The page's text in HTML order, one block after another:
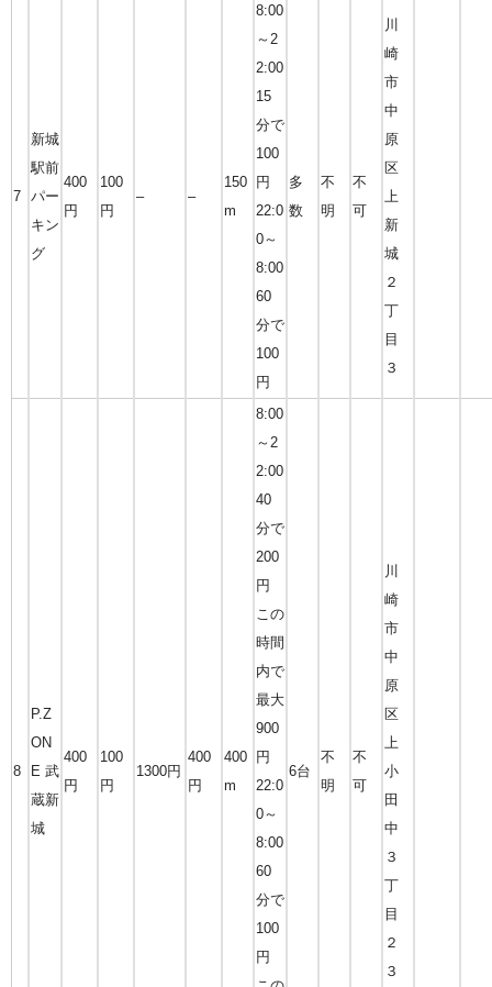
7
新城
駅前
パー
キン
グ
400
円
100
円
– –
150
m
8:00
～2
2:00
15
分で
100
円
22:0
0～
8:00
60
分で
100
円
多
数
不
明
不
可
川
崎
市
中
原
区
上
新
城
２
丁
目
３
8
P.Z
ON
E 武
蔵新
城
400
円
100
円
1300円
400
円
400
m
8:00
～2
2:00
40
分で
200
円
この
時間
内で
最大
900
円
22:0
0～
8:00
60
分で
100
円
6台
不
明
不
可
川
崎
市
中
原
区
上
小
田
中
３
丁
目
２
３